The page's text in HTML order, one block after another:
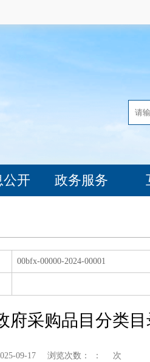
公开 政务服务
00bfx-00000-2024-00001
府采购品目分类
09-17 浏览次数： ： 次